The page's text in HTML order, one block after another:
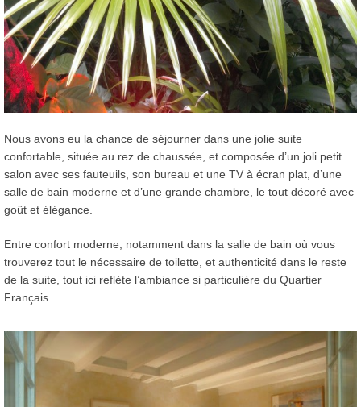
Nous avons eu la chance de séjourner dans une jolie suite
confortable, située au rez de chaussée, et composée d’un joli petit
salon avec ses fauteuils, son bureau et une TV à écran plat, d’une
salle de bain moderne et d’une grande chambre, le tout décoré avec
goût et élégance.
Entre confort moderne, notamment dans la salle de bain où vous
trouverez tout le nécessaire de toilette, et authenticité dans le reste
de la suite, tout ici reflète l’ambiance si particulière du Quartier
Français.